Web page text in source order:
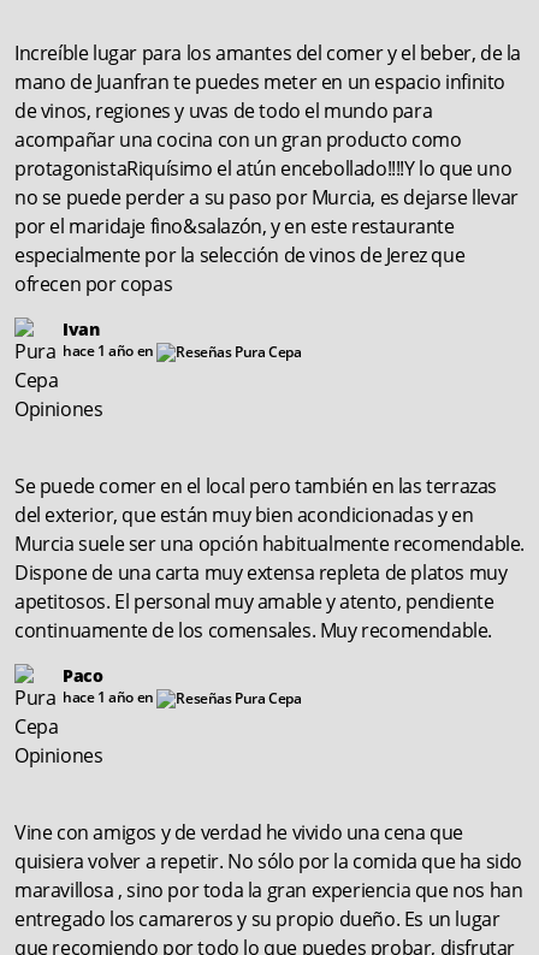
Increíble lugar para los amantes del comer y el beber, de la
mano de Juanfran te puedes meter en un espacio infinito
de vinos, regiones y uvas de todo el mundo para
acompañar una cocina con un gran producto como
protagonistaRiquísimo el atún encebollado!!!!Y lo que uno
no se puede perder a su paso por Murcia, es dejarse llevar
por el maridaje fino&salazón, y en este restaurante
especialmente por la selección de vinos de Jerez que
ofrecen por copas
Ivan
hace 1 año en
Se puede comer en el local pero también en las terrazas
del exterior, que están muy bien acondicionadas y en
Murcia suele ser una opción habitualmente recomendable.
Dispone de una carta muy extensa repleta de platos muy
apetitosos. El personal muy amable y atento, pendiente
continuamente de los comensales. Muy recomendable.
Paco
hace 1 año en
Vine con amigos y de verdad he vivido una cena que
quisiera volver a repetir. No sólo por la comida que ha sido
maravillosa , sino por toda la gran experiencia que nos han
entregado los camareros y su propio dueño. Es un lugar
que recomiendo por todo lo que puedes probar, disfrutar